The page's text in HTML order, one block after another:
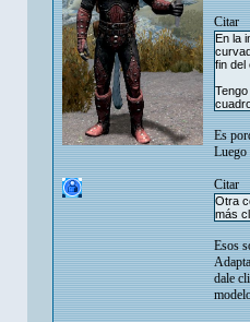
Citar
En la
fin del
Es
Luego
Citar
Otra
más
Esos
dale